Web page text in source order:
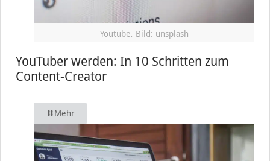
Youtube, Bild: unsplash
YouTuber werden: In 10 Schritten zum
Content-Creator
Mehr